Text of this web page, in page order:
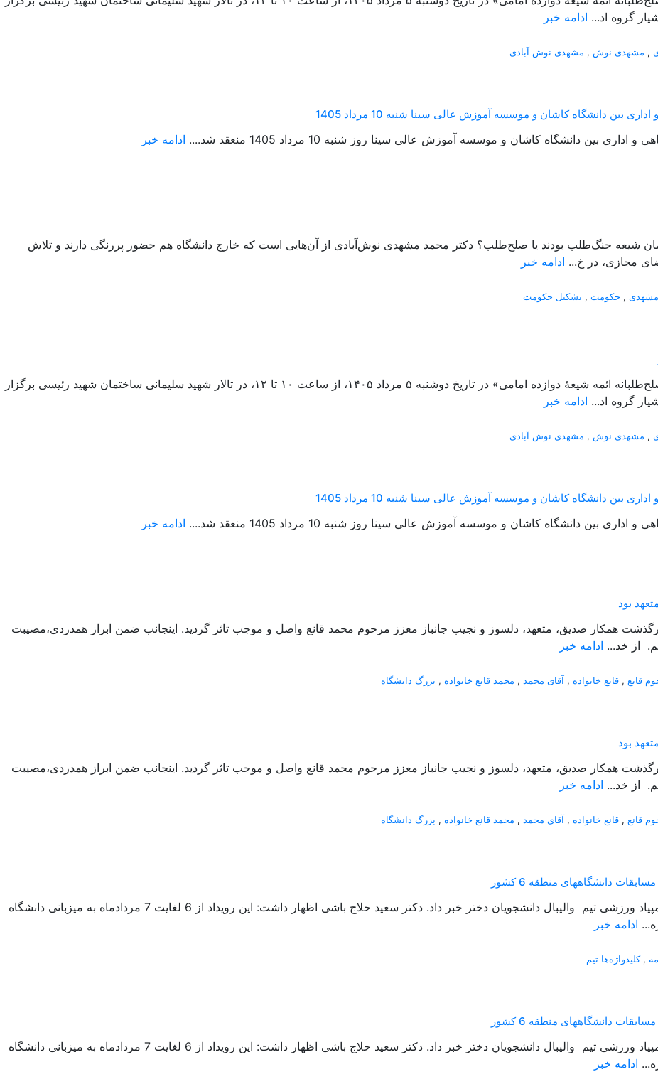
گروه اد... ادامه خبر
, مشهدی نوش , مشهدی نوش آبادی
بین دانشگاه کاشان و موسسه آموزش عالی سینا شنبه 10 مرداد 1405
بین دانشگاه کاشان و موسسه آموزش عالی سینا روز شنبه 10 مرداد 1405 منعقد شد.... ادامه خبر
مجازی، در خ... ادامه خبر
مشهدی , حکومت , تشکیل حکومت
نشست هم‌اندیشی اساتید با موضوع «رویکرد سیاسی معتدل و صلح‌طلبانه ائمه شیعۀ دوازده امامی» در تاریخ دوشنبه ۵ مرداد ۱۴۰۵، از ساعت ۱۰ تا ۱۲، در تالار شهید سلیمانی ساختمان شهید رئیسی برگزار
گروه اد... ادامه خبر
, مشهدی نوش , مشهدی نوش آبادی
بین دانشگاه کاشان و موسسه آموزش عالی سینا شنبه 10 مرداد 1405
بین دانشگاه کاشان و موسسه آموزش عالی سینا روز شنبه 10 مرداد 1405 منعقد شد.... ادامه خبر
بود
درگذشت همکار صدیق، متعهد، دلسوز و نجیب جانباز معزز مرحوم محمد قانع واصل و موجب تاثر گردید. اینجانب ضمن ابراز همدردی،مصیبت
از خد... ادامه خبر
قانع , قانع خانواده , آقای محمد , محمد قانع خانواده , بزرگ دانشگاه
بود
درگذشت همکار صدیق، متعهد، دلسوز و نجیب جانباز معزز مرحوم محمد قانع واصل و موجب تاثر گردید. اینجانب ضمن ابراز همدردی،مصیبت
از خد... ادامه خبر
قانع , قانع خانواده , آقای محمد , محمد قانع خانواده , بزرگ دانشگاه
دانشگاههای منطقه 6 کشور
مدیر تربیت بدنی دانشگاه کاشان از کسب سهمیه ی هفدهمین المپیاد ورزشی تیم والیبال دانشجویان دختر خبر داد. دکتر سعید حلاج باشی اظهار داشت: این رویداد از 6 لغایت 7 مردادماه به میزبانی دانشگاه
ادامه خبر
,کلیدواژه‌ها تیم
دانشگاههای منطقه 6 کشور
مدیر تربیت بدنی دانشگاه کاشان از کسب سهمیه ی هفدهمین المپیاد ورزشی تیم والیبال دانشجویان دختر خبر داد. دکتر سعید حلاج باشی اظهار داشت: این رویداد از 6 لغایت 7 مردادماه به میزبانی دانشگاه
ادامه خبر